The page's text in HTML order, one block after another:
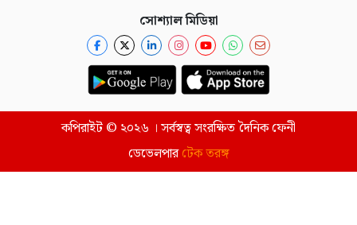
সোশ্যাল মিডিয়া
কপিরাইট © ২০২৬ । সর্বস্বত্ব সংরক্ষিত দৈনিক ফেনী
ডেভেলপারটেক তরঙ্গ